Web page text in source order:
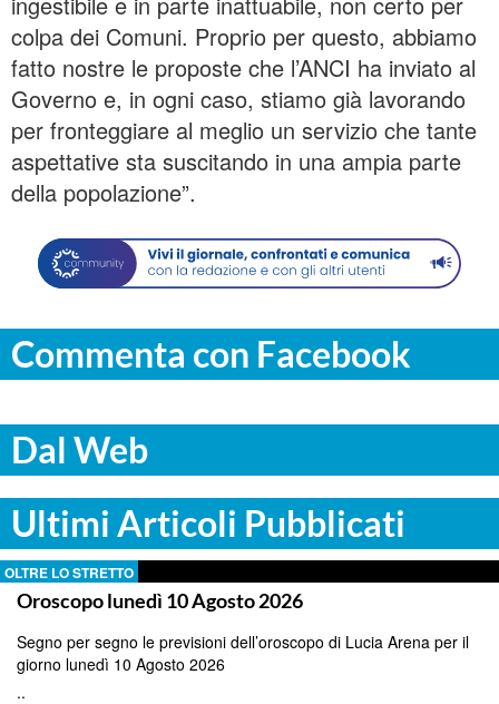
colpa dei Comuni. Proprio per questo, abbiamo
fatto nostre le proposte che l’ANCI ha inviato al
Governo e, in ogni caso, stiamo già lavorando
per fronteggiare al meglio un servizio che tante
aspettative sta suscitando in una ampia parte
della popolazione”.
Commenta con Facebook
Dal Web
Ultimi Articoli Pubblicati
OLTRE LO STRETTO
Oroscopo lunedì 10 Agosto 2026
Segno per segno le previsioni dell’oroscopo di Lucia Arena per il
giorno lunedì 10 Agosto 2026
..